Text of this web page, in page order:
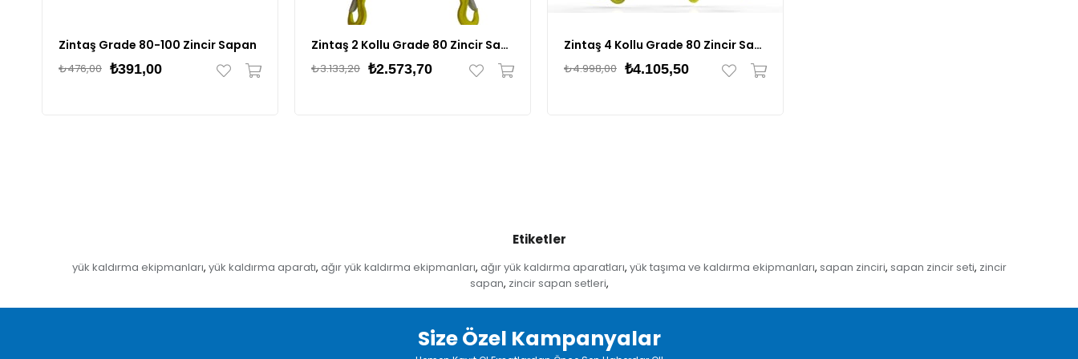
Zintaş Grade 80-100 Zincir Sapan
₺391,00
₺476,00
Zintaş 2 Kollu Grade 80 Zincir Sapan
₺2.573,70
₺3.133,20
Zintaş 4 Kollu Grade 80 Zincir Sapan
₺4.105,50
₺4.998,00
Etiketler
yük kaldırma ekipmanları, yük kaldırma aparatı, ağır yük kaldırma ekipmanları, ağır yük kaldırma aparatları, yük taşıma ve kaldırma ekipmanları, sapan zinciri, sapan zincir seti, zincir
sapan, zincir sapan setleri,
Size Özel Kampanyalar